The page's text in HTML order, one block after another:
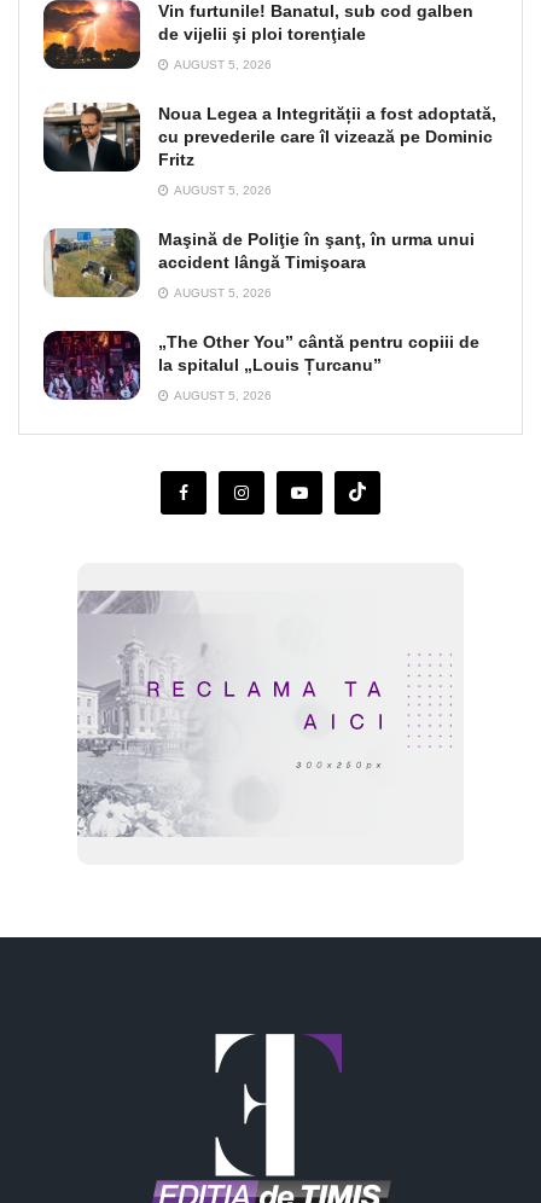
Vin furtunile! Banatul, sub cod galben
de vijelii şi ploi torenţiale
AUGUST 5, 2026
Noua Legea a Integrității a fost adoptată,
cu prevederile care îl vizează pe Dominic
Fritz
AUGUST 5, 2026
Maşină de Poliţie în şanţ, în urma unui
accident lângă Timişoara
AUGUST 5, 2026
„The Other You” cântă pentru copiii de
la spitalul „Louis Țurcanu”
AUGUST 5, 2026